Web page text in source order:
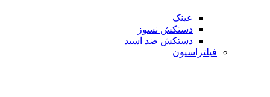
عینک
دستکش نسوز
دستکش ضد اسید
فیلتراسیون